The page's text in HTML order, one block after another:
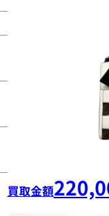
買取金額